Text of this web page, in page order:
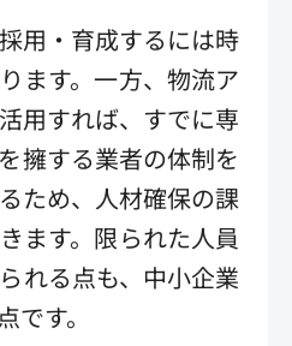
用・育成するには時
ます。一方、物流ア
用すれば、すでに専
擁する業者の体制を
ため、人材確保の課
ます。限られた人員
れる点も、中小企業
です。